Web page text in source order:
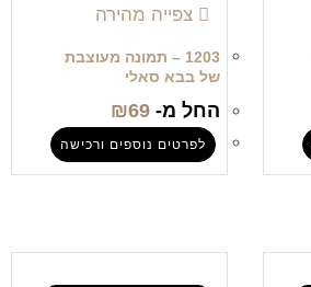
צפייה מהירה
1203 – תמונה מעוצבת
של בבא סאלי
החל מ- ₪69
לפרטים נוספים ורכישה